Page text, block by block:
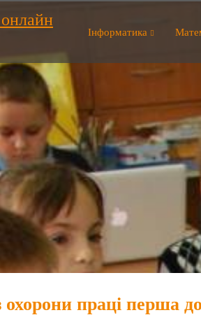
Інформатика
охорони праці перша